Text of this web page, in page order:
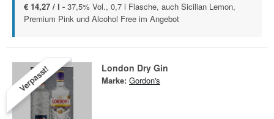
€ 14,27 / l - 37,5% Vol., 0,7 l Flasche, auch Sicilian Lemon,
Premium Pink und Alcohol Free im Angebot
Verpasst! London Dry Gin
Marke: Gordon's